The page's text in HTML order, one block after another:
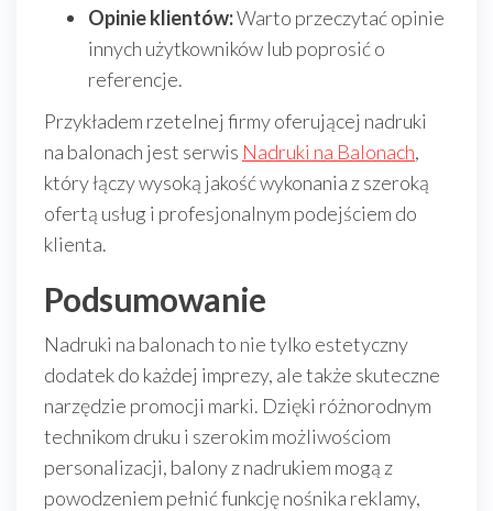
Opinie klientów:Warto przeczytać opinie
innych użytkowników lub poprosić o
referencje.
Przykładem rzetelnej firmy oferującej nadruki
na balonach jest serwis Nadruki na Balonach,
który łączy wysoką jakość wykonania z szeroką
ofertą usług i profesjonalnym podejściem do
klienta.
Podsumowanie
Nadruki na balonach to nie tylko estetyczny
dodatek do każdej imprezy, ale także skuteczne
narzędzie promocji marki. Dzięki różnorodnym
technikom druku i szerokim możliwościom
personalizacji, balony z nadrukiem mogą z
powodzeniem pełnić funkcję nośnika reklamy,